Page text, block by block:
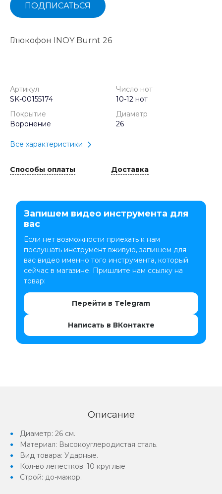
ПОДПИСАТЬСЯ
Глюкофон INOY Burnt 26
Артикул
SK-00155174
Число нот
10-12 нот
Покрытие
Воронение
Диаметр
26
Все характеристики
Способы оплаты Доставка
Запишем видео инструмента для
вас
Если нет возможности приехать к нам
послушать инструмент вживую, запишем для
вас видео именно того инструмента, который
сейчас в магазине. Пришлите нам ссылку на
товар:
Перейти в Telegram
Написать в ВКонтакте
Описание
Диаметр: 26 см.
Материал: Высокоуглеродистая сталь.
Вид товара: Ударные.
Кол-во лепестков: 10 круглые
Строй: до-мажор.